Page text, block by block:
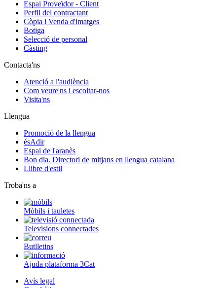
Espai Proveïdor - Client
Perfil del contractant
Còpia i Venda d'imatges
Botiga
Selecció de personal
Càsting
Contacta'ns
Atenció a l'audiència
Com veure'ns i escoltar-nos
Visita'ns
Llengua
Promoció de la llengua
ésAdir
Espai de l'aranès
Bon dia. Directori de mitjans en llengua catalana
Llibre d'estil
Troba'ns a
Mòbils i tauletes
Televisions connectades
Butlletins
Ajuda plataforma 3Cat
Avís legal